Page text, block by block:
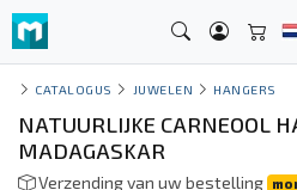
CATALOGUS JUWELEN HANGERS
NATUURLIJKE CARNEOOL
MADAGASKAR
Verzending van uw bestelling